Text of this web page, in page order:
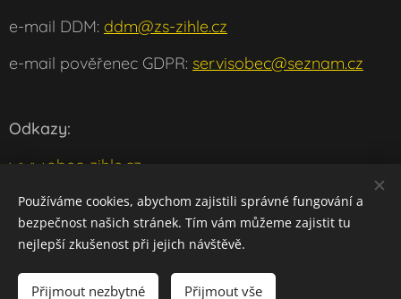
e-mail DDM: ddm@zs-zihle.cz
e-mail pověřenec GDPR: servisobec@seznam.cz
Odkazy:
www.obec-zihle.cz
www.msmt.cz
www.klaster-plasy.cz
Používáme cookies, abychom zajistili správné fungování a
bezpečnost našich stránek. Tím vám můžeme zajistit tu
nejlepší zkušenost při jejich návštěvě.
Přijmout nezbytné Přijmout vše